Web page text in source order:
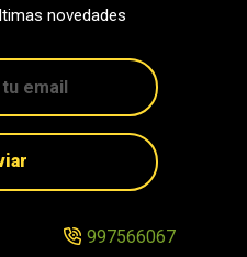
novedades
997566067